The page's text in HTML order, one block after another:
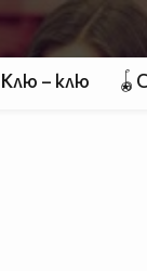
Клю – клю